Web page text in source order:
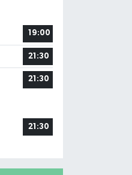
19:00
21:30
21:30
21:30